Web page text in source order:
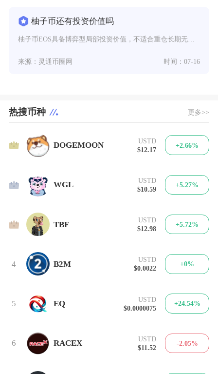
柚子币还有投资价值吗
来源：灵通币圈网 时间：07-16
热搜币种 更多>>
1 DOGEMOON
USTD
$12.17
+2.66%
2 WGL
USTD
$10.59
+5.27%
3 TBF
USTD
$12.98
+5.72%
4 B2M
USTD
$0.0022
+0%
5 EQ
USTD
$0.0000075
+24.54%
6 RACEX
USTD
$11.52
-2.05%